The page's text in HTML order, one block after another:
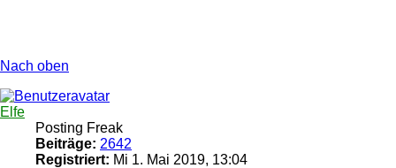
Nach oben
Elfe
Posting Freak
Beiträge: 2642
Registriert: Mi 1. Mai 2019, 13:04